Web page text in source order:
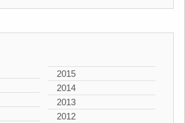
2015
2014
2013
2012